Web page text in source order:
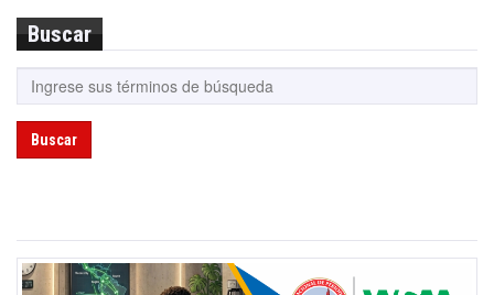
Buscar
Buscar